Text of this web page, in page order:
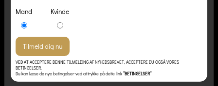
Mand
Kvinde
VED AT ACCEPTERE DENNE TILMELDING AF NYHEDSBREVET, ACCEPTERE DU OGSÅ VORES
BETINGELSER.
Du kan læse de nye betingelser ved at trykke på dette link”BETINGELSER”